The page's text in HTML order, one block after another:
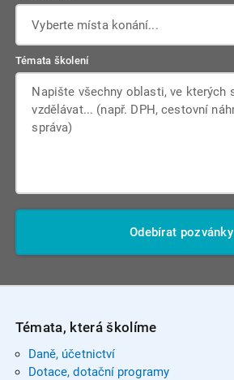
Vyberte místa konání...
Témata školení
Odebírat pozvánky
Témata, která školíme
Daně, účetnictví
Dotace, dotační programy